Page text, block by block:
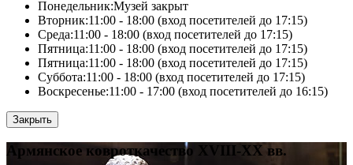
Понедельник:Музей закрыт
Вторник:11:00 - 18:00 (вход посетителей до 17:15)
Среда:11:00 - 18:00 (вход посетителей до 17:15)
Пятница:11:00 - 18:00 (вход посетителей до 17:15)
Пятница:11:00 - 18:00 (вход посетителей до 17:15)
Суббота:11:00 - 18:00 (вход посетителей до 17:15)
Воскресенье:11:00 - 17:00 (вход посетителей до 16:15)
Закрыть
Армянское ковроткачество XVIII-XX вв.